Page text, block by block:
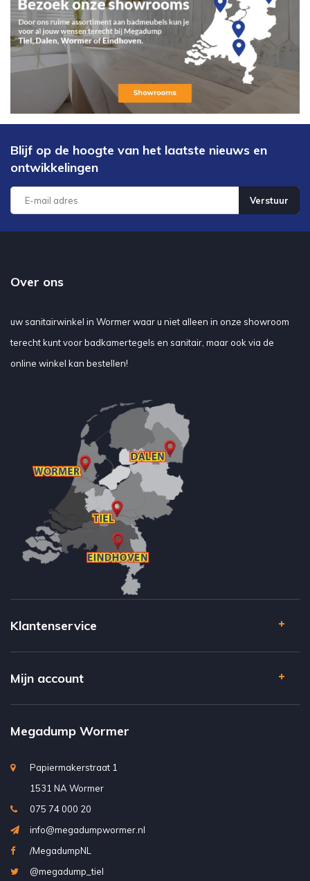
Blijf op de hoogte van het laatste nieuws en
ontwikkelingen
Verstuur
Over ons
uw sanitairwinkel in Wormer waar u niet alleen in onze showroom
terecht kunt voor badkamertegels en sanitair, maar ook via de
online winkel kan bestellen!
Klantenservice
Mijn account
Megadump Wormer
Papiermakerstraat 1
1531 NA Wormer
075 74 000 20
info@megadumpwormer.nl
/MegadumpNL
@megadump_tiel